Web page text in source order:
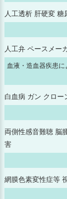
2024年10月
2024年9月
2024年8月
2024年7月
2024年5月
人工透析 肝硬変 糖
人工弁 ペースメー
血液・造血器疾患
白血病 ガン クロ
両側性感音難聴 脳
害
網膜色素変性症等